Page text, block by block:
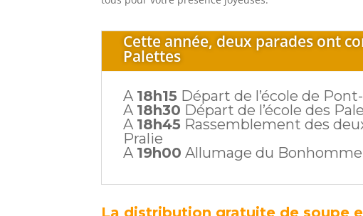
Cette année, deux parades ont
Palettes
A 18h15 Départ de l’école de
A 18h30 Départ de l’école des
A 18h45 Rassemblement des
Pralie
A 19h00 Allumage du